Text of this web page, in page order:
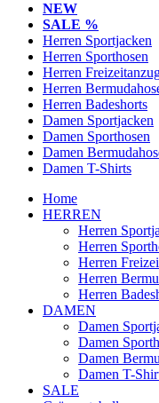
NEW
SALE %
Herren Sportjacken
Herren Sporthosen
Herren
Herren
Herren Badeshorts
Damen Sportjacken
Damen Sporthosen
Damen
Damen T-Shirts
Home
HERREN
Herren
Herren
Herren
Herren
Herren
DAMEN
Damen
Damen
Damen
Damen T-
SALE